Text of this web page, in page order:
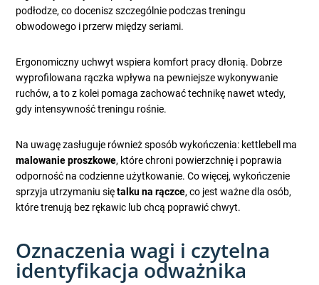
podłodze, co docenisz szczególnie podczas treningu
obwodowego i przerw między seriami.
Ergonomiczny uchwyt wspiera komfort pracy dłonią. Dobrze
wyprofilowana rączka wpływa na pewniejsze wykonywanie
ruchów, a to z kolei pomaga zachować technikę nawet wtedy,
gdy intensywność treningu rośnie.
Na uwagę zasługuje również sposób wykończenia: kettlebell ma
malowanie proszkowe, które chroni powierzchnię i poprawia
odporność na codzienne użytkowanie. Co więcej, wykończenie
sprzyja utrzymaniu siętalku na rączce, co jest ważne dla osób,
które trenują bez rękawic lub chcą poprawić chwyt.
Oznaczenia wagi i czytelna
identyfikacja odważnika